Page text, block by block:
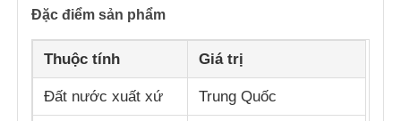
Đặc điểm sản phẩm
Thuộc tính Giá trị
Đất nước xuất xứ Trung Quốc